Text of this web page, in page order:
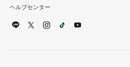
ヘルプセンター